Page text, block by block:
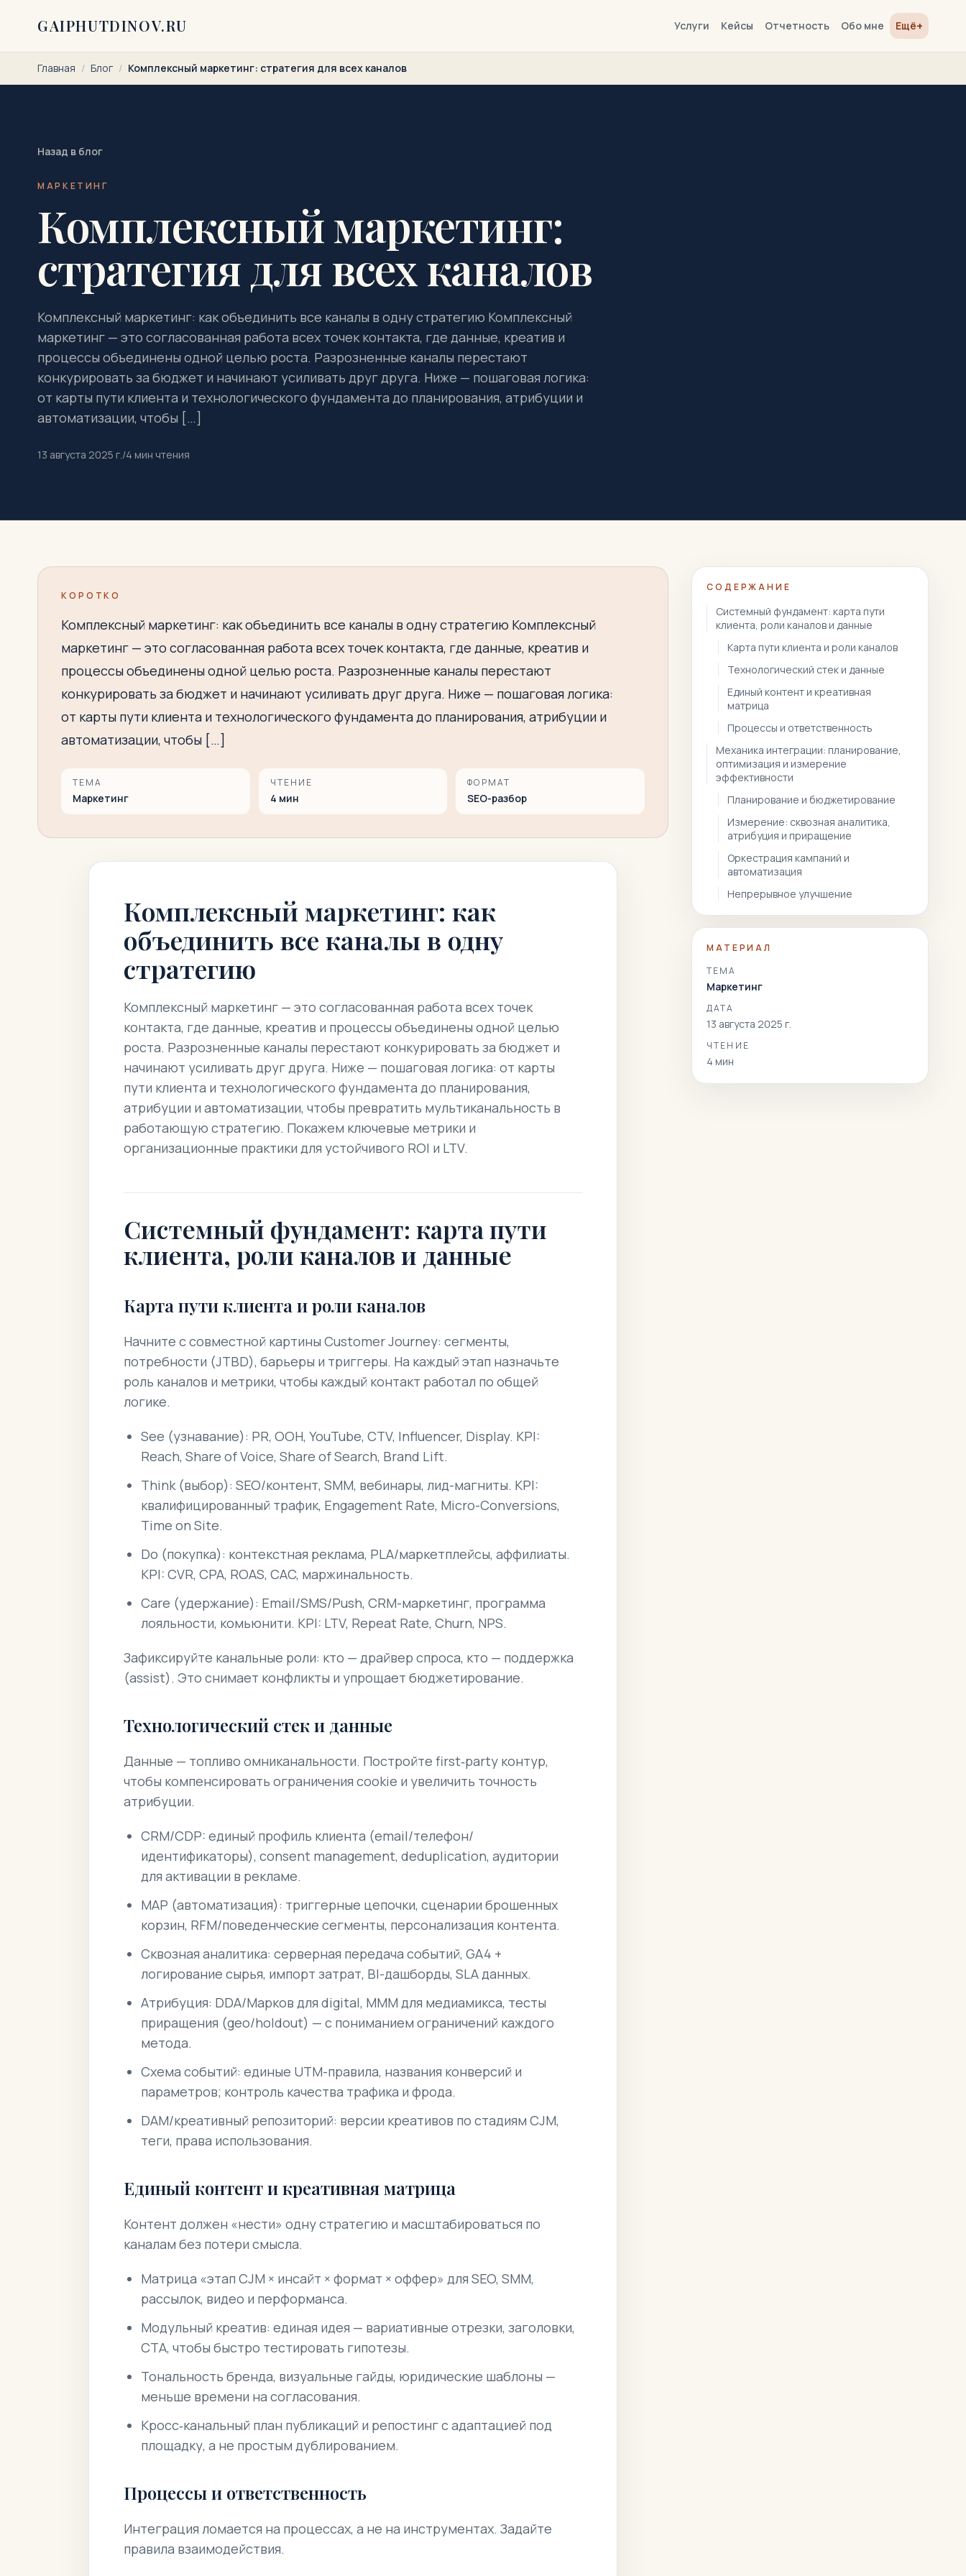
GAIPHUTDINOV.RU Услуги Кейсы Отчетность Обо мне Ещё+
Главная / Блог / Комплексный маркетинг: стратегия для всех каналов
Назад в блог
МАРКЕТИНГ
Комплексный маркетинг:
стратегия для всех каналов
Комплексный маркетинг: как объединить все каналы в одну стратегию Комплексный
маркетинг — это согласованная работа всех точек контакта, где данные, креатив и
процессы объединены одной целью роста. Разрозненные каналы перестают
конкурировать за бюджет и начинают усиливать друг друга. Ниже — пошаговая логика:
от карты пути клиента и технологического фундамента до планирования, атрибуции и
автоматизации, чтобы […]
13 августа 2025 г./4 мин чтения
КОРОТКО
Комплексный маркетинг: как объединить все каналы в одну стратегию Комплексный
маркетинг — это согласованная работа всех точек контакта, где данные, креатив и
процессы объединены одной целью роста. Разрозненные каналы перестают
конкурировать за бюджет и начинают усиливать друг друга. Ниже — пошаговая логика:
от карты пути клиента и технологического фундамента до планирования, атрибуции и
автоматизации, чтобы […]
ТЕМА
Маркетинг
ЧТЕНИЕ
4 мин
ФОРМАТ
SEO-разбор
Комплексный маркетинг: как
объединить все каналы в одну
стратегию
Комплексный маркетинг — это согласованная работа всех точек
контакта, где данные, креатив и процессы объединены одной целью
роста. Разрозненные каналы перестают конкурировать за бюджет и
начинают усиливать друг друга. Ниже — пошаговая логика: от карты
пути клиента и технологического фундамента до планирования,
атрибуции и автоматизации, чтобы превратить мультиканальность в
работающую стратегию. Покажем ключевые метрики и
организационные практики для устойчивого ROI и LTV.
Системный фундамент: карта пути
клиента, роли каналов и данные
Карта пути клиента и роли каналов
Начните с совместной картины Customer Journey: сегменты,
потребности (JTBD), барьеры и триггеры. На каждый этап назначьте
роль каналов и метрики, чтобы каждый контакт работал по общей
логике.
See (узнавание): PR, OOH, YouTube, CTV, Influencer, Display. KPI:
Reach, Share of Voice, Share of Search, Brand Lift.
Think (выбор): SEO/контент, SMM, вебинары, лид-магниты. KPI:
квалифицированный трафик, Engagement Rate, Micro-Conversions,
Time on Site.
Do (покупка): контекстная реклама, PLA/маркетплейсы, аффилиаты.
KPI: CVR, CPA, ROAS, CAC, маржинальность.
Care (удержание): Email/SMS/Push, CRM-маркетинг, программа
лояльности, комьюнити. KPI: LTV, Repeat Rate, Churn, NPS.
Зафиксируйте канальные роли: кто — драйвер спроса, кто — поддержка
(assist). Это снимает конфликты и упрощает бюджетирование.
Технологический стек и данные
Данные — топливо омниканальности. Постройте first‑party контур,
чтобы компенсировать ограничения cookie и увеличить точность
атрибуции.
CRM/CDP: единый профиль клиента (email/телефон/
идентификаторы), consent management, deduplication, аудитории
для активации в рекламе.
MAP (автоматизация): триггерные цепочки, сценарии брошенных
корзин, RFM/поведенческие сегменты, персонализация контента.
Сквозная аналитика: серверная передача событий, GA4 +
логирование сырья, импорт затрат, BI-дашборды, SLA данных.
Атрибуция: DDA/Марков для digital, MMM для медиамикса, тесты
приращения (geo/holdout) — с пониманием ограничений каждого
метода.
Схема событий: единые UTM-правила, названия конверсий и
параметров; контроль качества трафика и фрода.
DAM/креативный репозиторий: версии креативов по стадиям CJM,
теги, права использования.
Единый контент и креативная матрица
Контент должен «нести» одну стратегию и масштабироваться по
каналам без потери смысла.
Матрица «этап CJM × инсайт × формат × оффер» для SEO, SMM,
рассылок, видео и перформанса.
Модульный креатив: единая идея — вариативные отрезки, заголовки,
CTA, чтобы быстро тестировать гипотезы.
Тональность бренда, визуальные гайды, юридические шаблоны —
меньше времени на согласования.
Кросс‑канальный план публикаций и репостинг с адаптацией под
площадку, а не простым дублированием.
Процессы и ответственность
Интеграция ломается на процессах, а не на инструментах. Задайте
правила взаимодействия.
СОДЕРЖАНИЕ
Системный фундамент: карта пути
клиента, роли каналов и данные
Карта пути клиента и роли каналов
Технологический стек и данные
Единый контент и креативная
матрица
Процессы и ответственность
Механика интеграции: планирование,
оптимизация и измерение
эффективности
Планирование и бюджетирование
Измерение: сквозная аналитика,
атрибуция и приращение
Оркестрация кампаний и
автоматизация
Непрерывное улучшение
МАТЕРИАЛ
ТЕМА
Маркетинг
ДАТА
13 августа 2025 г.
ЧТЕНИЕ
4 мин